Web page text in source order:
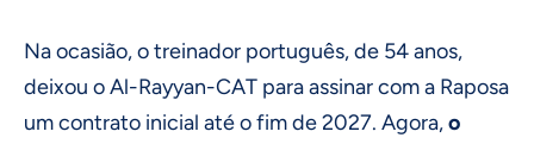
Na ocasião, o treinador português, de 54 anos,
deixou o Al-Rayyan-CAT para assinar com a Raposa
um contrato inicial até o fim de 2027. Agora,o